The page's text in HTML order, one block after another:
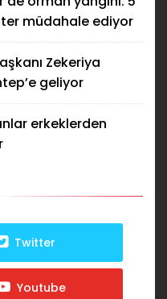
müdahale ediyor
Zekeriya
geliyor
erkeklerden
Twitter
Youtube